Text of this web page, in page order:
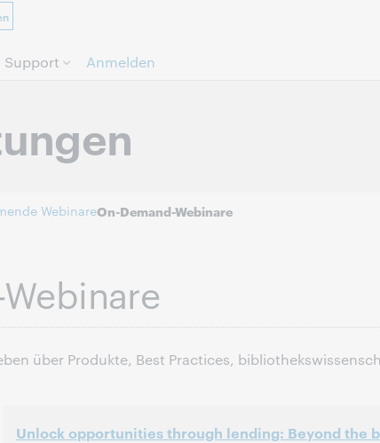
Support Anmelden
WebinareOn-Demand-Webinare
über Produkte, Best Practices,
Unlock opportunities through lending: Beyond the